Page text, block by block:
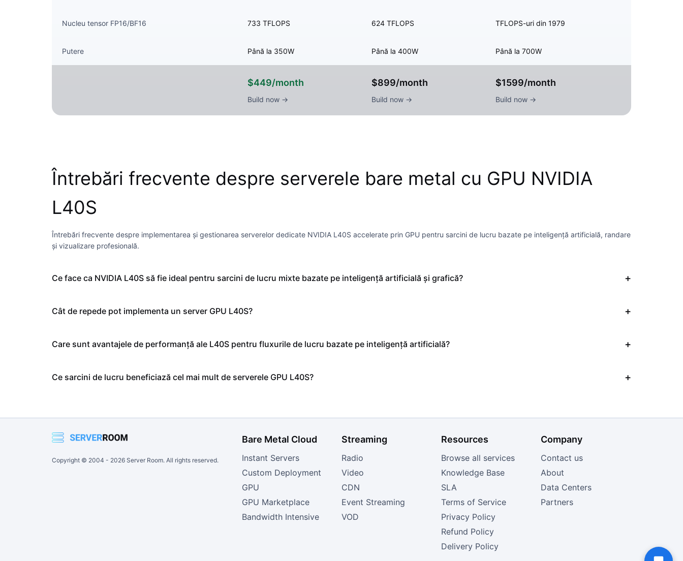
Nucleu tensor FP16/BF16 733 TFLOPS 624 TFLOPS TFLOPS-uri din 1979
Putere Până la 350W Până la 400W Până la 700W
$449/month
Build now →
$899/month
Build now →
$1599/month
Build now →
Întrebări frecvente despre serverele bare metal cu GPU NVIDIA
L40S
Întrebări frecvente despre implementarea și gestionarea serverelor dedicate NVIDIA L40S accelerate prin GPU pentru sarcini de lucru bazate pe inteligență artificială, randare
și vizualizare profesională.
Ce face ca NVIDIA L40S să fie ideal pentru sarcini de lucru mixte bazate pe inteligență artificială și grafică?
Cât de repede pot implementa un server GPU L40S?
Care sunt avantajele de performanță ale L40S pentru fluxurile de lucru bazate pe inteligență artificială?
Ce sarcini de lucru beneficiază cel mai mult de serverele GPU L40S?
Copyright © 2004 - 2026 Server Room. All rights reserved.
Bare Metal Cloud
Instant Servers
Custom Deployment
GPU
GPU Marketplace
Bandwidth Intensive
Streaming
Radio
Video
CDN
Event Streaming
VOD
Resources
Browse all services
Knowledge Base
SLA
Terms of Service
Privacy Policy
Refund Policy
Delivery Policy
Company
Contact us
About
Data Centers
Partners